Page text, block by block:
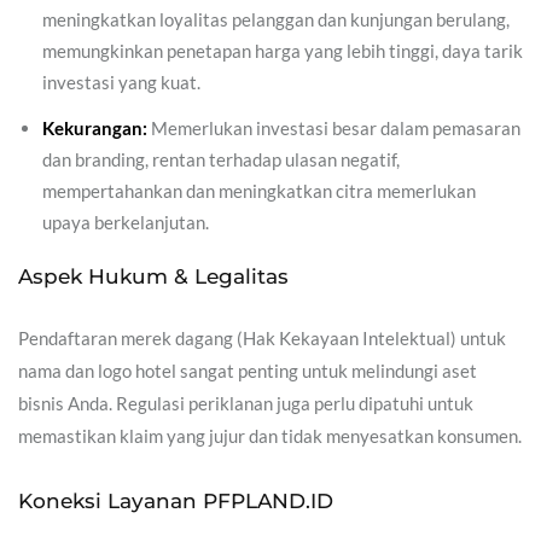
meningkatkan loyalitas pelanggan dan kunjungan berulang,
memungkinkan penetapan harga yang lebih tinggi, daya tarik
investasi yang kuat.
Kekurangan: Memerlukan investasi besar dalam pemasaran
dan branding, rentan terhadap ulasan negatif,
mempertahankan dan meningkatkan citra memerlukan
upaya berkelanjutan.
Aspek Hukum & Legalitas
Pendaftaran merek dagang (Hak Kekayaan Intelektual) untuk
nama dan logo hotel sangat penting untuk melindungi aset
bisnis Anda. Regulasi periklanan juga perlu dipatuhi untuk
memastikan klaim yang jujur dan tidak menyesatkan konsumen.
Koneksi Layanan PFPLAND.ID